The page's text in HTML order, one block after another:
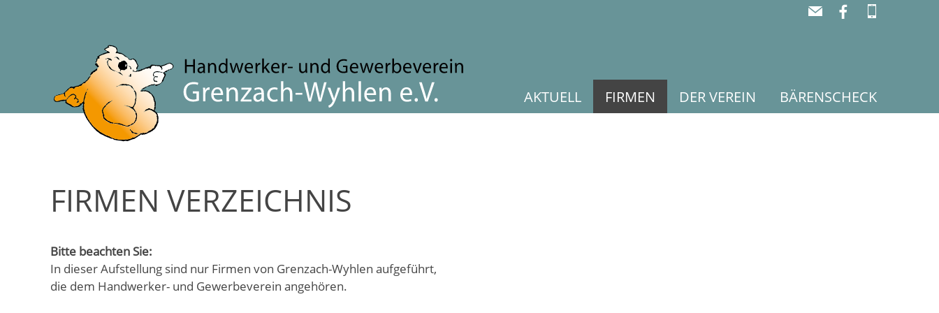
AKTUELL FIRMEN DER VEREIN BÄRENSCHECK
FIRMEN VERZEICHNIS
Bitte beachten Sie:
In dieser Aufstellung sind nur Firmen von Grenzach-Wyhlen aufgeführt,
die dem Handwerker- und Gewerbeverein angehören.